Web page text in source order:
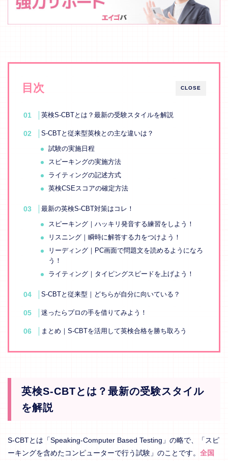
CLOSE
目次
英検S-CBTとは？最新の受験スタイルを解説
S-CBTと従来型英検との主な違いは？
試験の実施日程
スピーキングの実施方法
ライティングの記述方式
英検CSEスコアの確定方法
最新の英検S-CBT対策はコレ！
スピーキング｜ハッキリ発音する練習をしよう！
リスニング｜瞬時に解答する力をつけよう！
リーディング｜PC画面で問題文を読めるようになろ
う！
ライティング｜タイピングスピードを上げよう！
S-CBTと従来型｜どちらが自分に向いている？
迷ったらプロの手を借りてみよう！
まとめ｜S-CBTを活用して英検合格を勝ち取ろう
英検S-CBTとは？最新の受験スタイル
を解説
S-CBTとは「Speaking-Computer Based Testing」の略で、「スピ
ーキングを含めたコンピューターで行う試験」のことです。 全国